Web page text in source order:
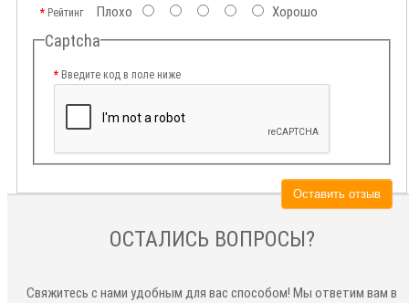
РейтингПлохо Хорошо
Captcha
Введите код в поле ниже
Оставить отзыв
ОСТАЛИСЬ ВОПРОСЫ?
Свяжитесь с нами удобным для вас способом! Мы ответим вам в